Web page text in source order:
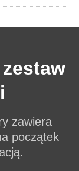
zawiera
początek